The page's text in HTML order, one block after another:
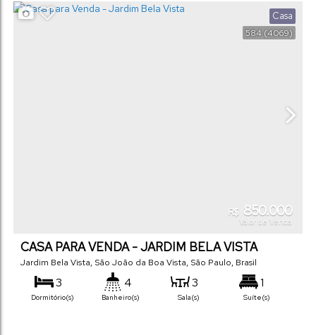
12 m 12 m
Lado Esquerdo:
.00m
584 (4069)
Casa
R$ 850.000
Valor de Venda
CASA PARA VENDA - JARDIM BELA VISTA
Jardim Bela Vista, São João da Boa Vista, São Paulo, Brasil
3
Dormitório(s)
4
Banheiro(s)
3
Sala(s)
1
Suíte(s)